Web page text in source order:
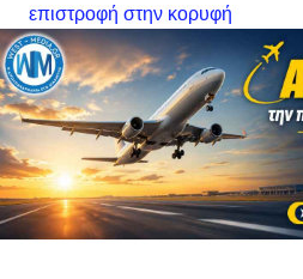
επιστροφή στην κορυφή